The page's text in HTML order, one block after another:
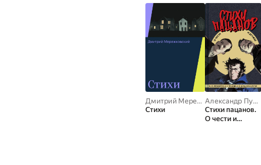
Дмитрий Мережковский
Стихи
Александр Пушкин
Стихи пацанов.
О чести и